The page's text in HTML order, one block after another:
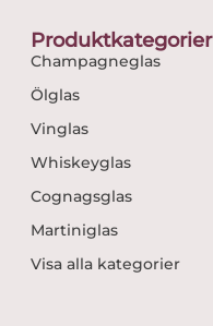
Produktkategorier
Champagneglas
Ölglas
Vinglas
Whiskeyglas
Cognagsglas
Martiniglas
Visa alla kategorier